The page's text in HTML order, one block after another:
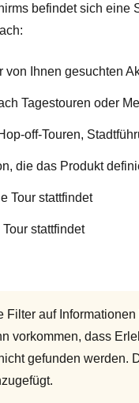
befindet sich eine
von Ihnen gesuchten
Tagestouren oder
off-Touren,
die das Produkt
Tour stattfindet
stattfindet
Filter auf
vorkommen, dass
gefunden werden.